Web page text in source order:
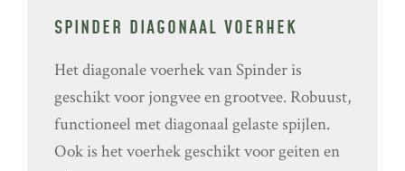
SPINDER DIAGONAAL VOERHEK
Het diagonale voerhek van Spinder is
geschikt voor jongvee en grootvee. Robuust,
functioneel met diagonaal gelaste spijlen.
Ook is het voerhek geschikt voor geiten en